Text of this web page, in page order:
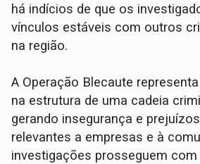
há indícios de que os
vínculos estáveis com outros
na região.
A Operação Blecaute
na estrutura de uma cadeia
gerando insegurança e
relevantes a empresas e à
investigações prosseguem